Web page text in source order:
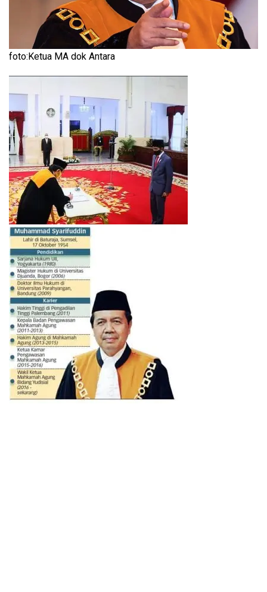
foto:Ketua MA dok Antara